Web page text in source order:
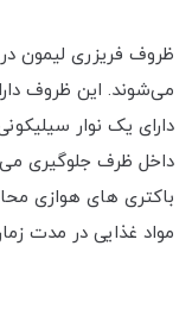
ظروف فریزری لیمون
می‌شوند. این ظروف
دارای یک نوار
داخل ظرف جلوگیری
باکتری های هوازی
مواد غذایی در مدت